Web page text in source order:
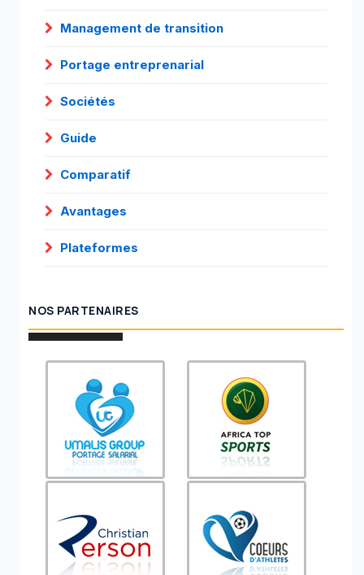
Management de transition
Portage entreprenarial
Sociétés
Guide
Comparatif
Avantages
Plateformes
NOS PARTENAIRES